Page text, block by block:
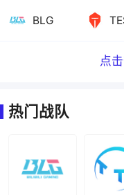
BLG
点
热门战队